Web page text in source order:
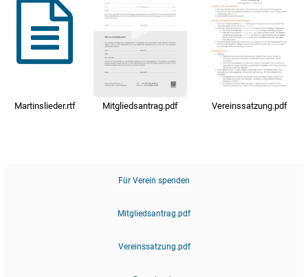
Martinslieder.rtf Mitgliedsantrag.pdf Vereinssatzung.pdf
Für Verein spenden
Mitgliedsantrag.pdf
Vereinssatzung.pdf